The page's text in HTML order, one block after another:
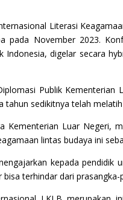
Literasi
pada November 2023.
Indonesia, digelar secara
Publik
sedikitnya telah
Kementerian Luar
lintas budaya ini
kepada
terhindar dari